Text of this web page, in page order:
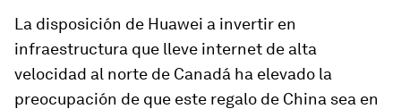
La disposición de Huawei a invertir en
infraestructura que lleve internet de alta
velocidad al norte de Canadá ha elevado la
preocupación de que este regalo de China sea en